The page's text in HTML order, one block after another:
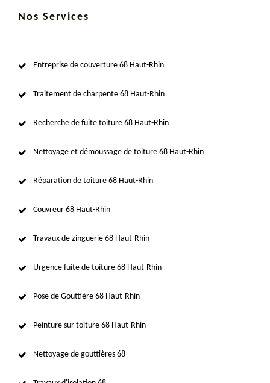
Nos Services
Entreprise de couverture 68 Haut-Rhin
Traitement de charpente 68 Haut-Rhin
Recherche de fuite toiture 68 Haut-Rhin
Nettoyage et démoussage de toiture 68 Haut-Rhin
Réparation de toiture 68 Haut-Rhin
Couvreur 68 Haut-Rhin
Travaux de zinguerie 68 Haut-Rhin
Urgence fuite de toiture 68 Haut-Rhin
Pose de Gouttière 68 Haut-Rhin
Peinture sur toiture 68 Haut-Rhin
Nettoyage de gouttières 68